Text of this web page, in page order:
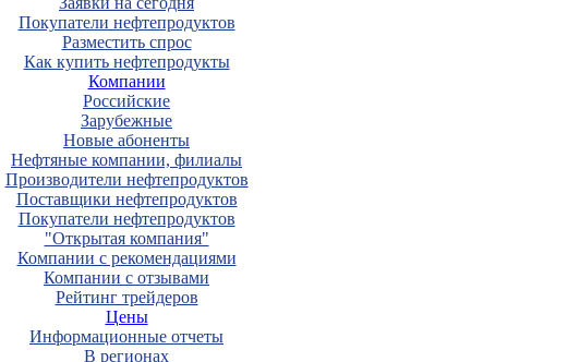
Покупатели нефтепродуктов
Разместить спрос
Как купить нефтепродукты
Компании
Российские
Зарубежные
Новые абоненты
Нефтяные компании, филиалы
Производители нефтепродуктов
Поставщики нефтепродуктов
Покупатели нефтепродуктов
"Открытая компания"
Компании с рекомендациями
Компании с отзывами
Рейтинг трейдеров
Цены
Информационные отчеты
В регионах